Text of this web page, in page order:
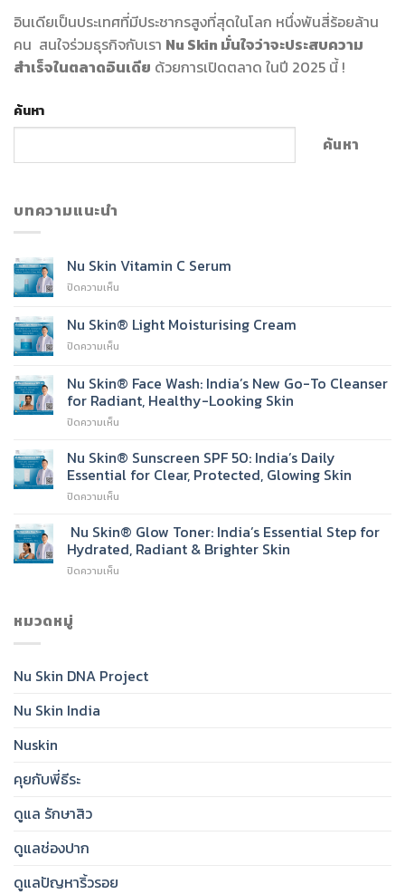
อินเดียเป็นประเทศที่มีประชากรสูงที่สุดในโลก หนึ่งพันสี่ร้อยล้าน
คน สนใจร่วมธุรกิจกับเรา Nu Skin มั่นใจว่าจะประสบความ
สำเร็จในตลาดอินเดีย ด้วยการเปิดตลาด ในปี 2025 นี้ !
ค้นหา
ค้นหา
บทความแนะนำ
Nu Skin Vitamin C Serum
ปิดความเห็น
Skin
Vitamin
Nu Skin® Light Moisturising Cream
ปิดความเห็น
Skin®
Light
Moisturising
Nu Skin® Face Wash: India’s New Go-To Cleanser
for Radiant, Healthy-Looking Skin
ปิดความเห็น
Skin®
Face
Wash:
Go-
To
Cleanser
Nu Skin® Sunscreen SPF 50: India’s Daily
Essential for Clear, Protected, Glowing Skin
ปิดความเห็น
Skin®
Sunscreen
SPF
Glowing
Nu Skin® Glow Toner: India’s Essential Step for
Hydrated, Radiant & Brighter Skin
ปิดความเห็น
Step
หมวดหมู่
Nu Skin DNA Project
Nu Skin India
Nuskin
คุยกับพี่ธีระ
ดูแล รักษาสิว
ดูแลช่องปาก
ดูแลปัญหาริ้วรอย